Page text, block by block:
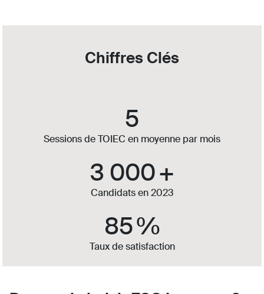
Chiffres Clés
5
Sessions de TOIEC en moyenne par mois
3 000+
Candidats en 2023
85%
Taux de satisfaction